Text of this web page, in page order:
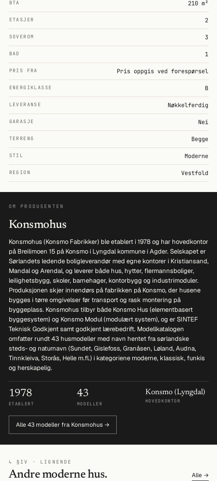
BTA 210 m²
ETASJER 2
SOVEROM 3
BAD 1
PRIS FRA Pris oppgis ved forespørsel
ENERGIKLASSE B
LEVERANSE Nøkkelferdig
GARASJE Nei
TERRENG Begge
STIL Moderne
REGION Vestfold
OM PRODUSENTEN
Konsmohus
Konsmohus (Konsmo Fabrikker) ble etablert i 1978 og har hovedkontor
på Breilimoen 15 på Konsmo i Lyngdal kommune i Agder. Selskapet er
Sørlandets ledende boligleverandør med egne kontorer i Kristiansand,
Mandal og Arendal, og leverer både hus, hytter, flermannsboliger,
leilighetsbygg, skoler, barnehager, kontorbygg og industrimoduler.
Produksjonen skjer innendørs på fabrikken på Konsmo, der husene
bygges i tørre omgivelser før transport og rask montering på
byggeplass. Konsmohus tilbyr både Konsmo Hus (elementbasert
byggesystem) og Konsmo Modul (modulært system), og er SINTEF
Teknisk Godkjent samt godkjent lærebedrift. Modellkatalogen
omfatter rundt 43 husmodeller med navn hentet fra sørlandske
steds- og naturnavn (Sundet, Gislefoss, Granåsen, Løland, Audna,
Tinnkleiva, Storås, Helle m.fl.) i kategoriene moderne, klassisk, funkis
og herskapelig.
1978
ETABLERT
43
MODELLER
Konsmo (Lyngdal)
HOVEDKONTOR
Alle 43 modeller fra Konsmohus →
↳ §IV · LIGNENDE
Andre moderne hus. Alle →